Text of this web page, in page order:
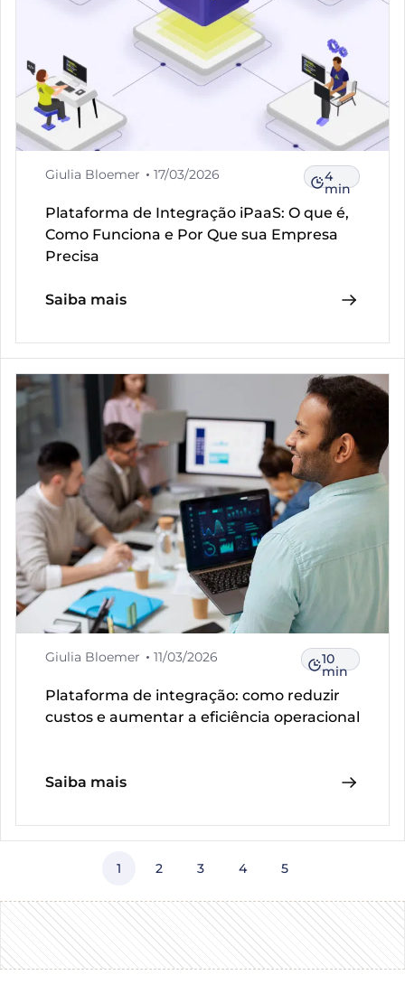
Giulia Bloemer 17/03/2026 4
min
Plataforma de Integração iPaaS: O que é,
Como Funciona e Por Que sua Empresa
Precisa
Saiba mais
Giulia Bloemer 11/03/2026 10
min
Plataforma de integração: como reduzir
custos e aumentar a eficiência operacional
Saiba mais
1 2 3 4 5